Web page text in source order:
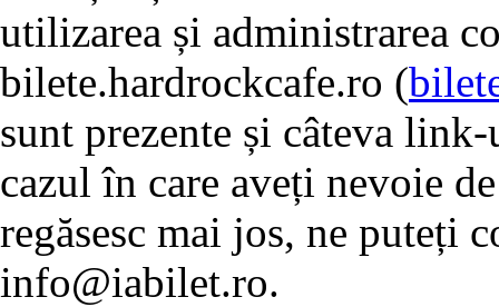
utilizarea și administrarea
bilete.hardrockcafe.ro (
sunt prezente și câteva
cazul în care aveți nevoie
regăsesc mai jos, ne puteți
info@iabilet.ro.